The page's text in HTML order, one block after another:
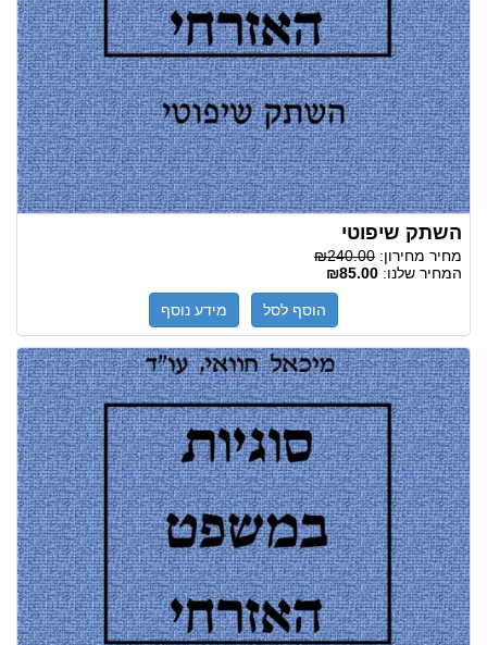
השתק שיפוטי
מחיר מחירון: ₪240.00
המחיר שלנו: ₪85.00
הוסף לסל מידע נוסף